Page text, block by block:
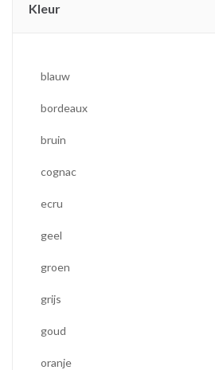
Kleur
blauw
bordeaux
bruin
cognac
ecru
geel
groen
grijs
goud
oranje